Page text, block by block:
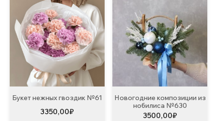
Букет нежных гвоздик №61
3350,00₽
Новогодние композиции из
нобилиса №630
3500,00₽